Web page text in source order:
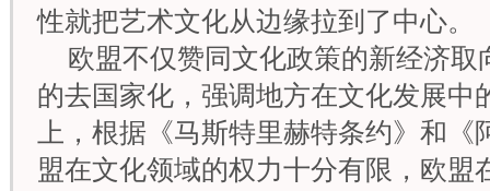
性就把艺术文化从边缘拉到了中心。
欧盟不仅赞同文化政策的新经济
的去国家化，强调地方在文化发展中
上，根据《马斯特里赫特条约》和
盟在文化领域的权力十分有限，欧盟